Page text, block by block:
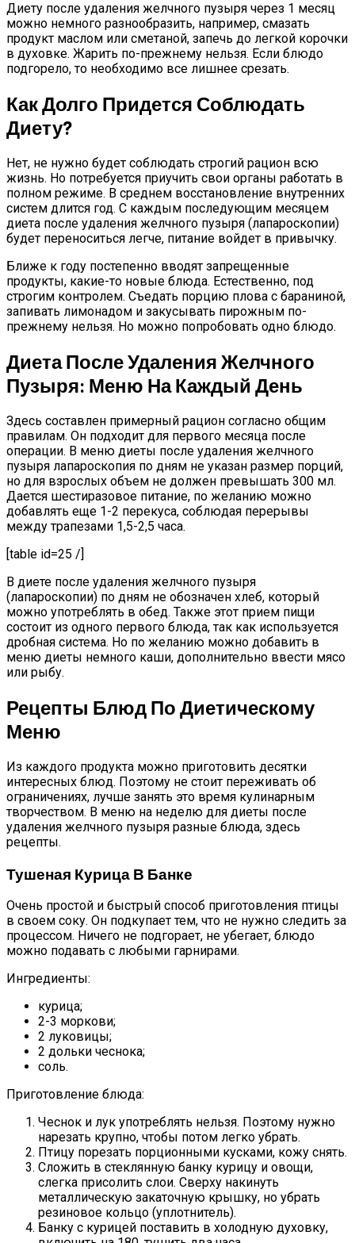
Диету после удаления желчного пузыря через 1 месяц
можно немного разнообразить, например, смазать
продукт маслом или сметаной, запечь до легкой корочки
в духовке. Жарить по-прежнему нельзя. Если блюдо
подгорело, то необходимо все лишнее срезать.
Как Долго Придется Соблюдать
Диету?
Нет, не нужно будет соблюдать строгий рацион всю
жизнь. Но потребуется приучить свои органы работать в
полном режиме. В среднем восстановление внутренних
систем длится год. С каждым последующим месяцем
диета после удаления желчного пузыря (лапароскопии)
будет переноситься легче, питание войдет в привычку.
Ближе к году постепенно вводят запрещенные
продукты, какие-то новые блюда. Естественно, под
строгим контролем. Съедать порцию плова с бараниной,
запивать лимонадом и закусывать пирожным по-
прежнему нельзя. Но можно попробовать одно блюдо.
Диета После Удаления Желчного
Пузыря: Меню На Каждый День
Здесь составлен примерный рацион согласно общим
правилам. Он подходит для первого месяца после
операции. В меню диеты после удаления желчного
пузыря лапароскопия по дням не указан размер порций,
но для взрослых объем не должен превышать 300 мл.
Дается шестиразовое питание, по желанию можно
добавлять еще 1-2 перекуса, соблюдая перерывы
между трапезами 1,5-2,5 часа.
[table id=25 /]
В диете после удаления желчного пузыря
(лапароскопии) по дням не обозначен хлеб, который
можно употреблять в обед. Также этот прием пищи
состоит из одного первого блюда, так как используется
дробная система. Но по желанию можно добавить в
меню диеты немного каши, дополнительно ввести мясо
или рыбу.
Рецепты Блюд По Диетическому
Меню
Из каждого продукта можно приготовить десятки
интересных блюд. Поэтому не стоит переживать об
ограничениях, лучше занять это время кулинарным
творчеством. В меню на неделю для диеты после
удаления желчного пузыря разные блюда, здесь
рецепты.
Тушеная Курица В Банке
Очень простой и быстрый способ приготовления птицы
в своем соку. Он подкупает тем, что не нужно следить за
процессом. Ничего не подгорает, не убегает, блюдо
можно подавать с любыми гарнирами.
Ингредиенты:
курица;
2-3 моркови;
2 луковицы;
2 дольки чеснока;
соль.
Приготовление блюда:
Чеснок и лук употреблять нельзя. Поэтому нужно
нарезать крупно, чтобы потом легко убрать.
Птицу порезать порционными кусками, кожу снять.
Сложить в стеклянную банку курицу и овощи,
слегка присолить слои. Сверху накинуть
металлическую закаточную крышку, но убрать
резиновое кольцо (уплотнитель).
Банку с курицей поставить в холодную духовку,